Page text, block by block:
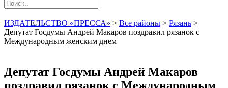
ИЗДАТЕЛЬСТВО «ПРЕССА» > Все районы > Рязань >
Депутат Госдумы Андрей Макаров поздравил рязанок с
Международным женским днем
Депутат Госдумы Андрей Макаров